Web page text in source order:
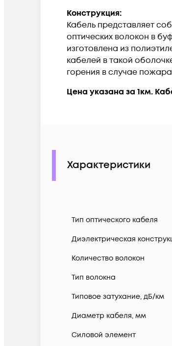
Конструкция:
Кабель представляет
оптических волокон в
изготовлена из
кабелей в такой
горения в случае
Цена указана за 1км.
Характеристики
Тип оптического кабеля
Диэлектрическая
Количество волокон
Тип волокна
Типовое затухание, дБ/км
Диаметр кабеля, мм
Силовой элемент